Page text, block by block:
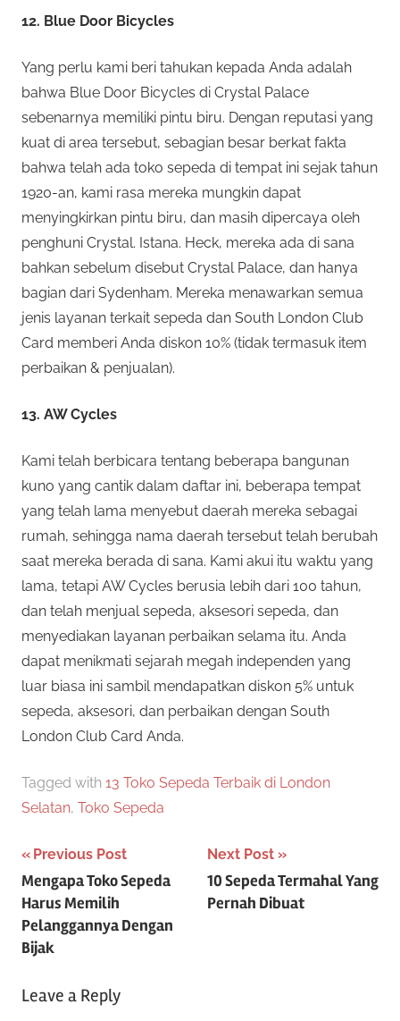
12. Blue Door Bicycles
Yang perlu kami beri tahukan kepada Anda adalah
bahwa Blue Door Bicycles di Crystal Palace
sebenarnya memiliki pintu biru. Dengan reputasi yang
kuat di area tersebut, sebagian besar berkat fakta
bahwa telah ada toko sepeda di tempat ini sejak tahun
1920-an, kami rasa mereka mungkin dapat
menyingkirkan pintu biru, dan masih dipercaya oleh
penghuni Crystal. Istana. Heck, mereka ada di sana
bahkan sebelum disebut Crystal Palace, dan hanya
bagian dari Sydenham. Mereka menawarkan semua
jenis layanan terkait sepeda dan South London Club
Card memberi Anda diskon 10% (tidak termasuk item
perbaikan & penjualan).
13. AW Cycles
Kami telah berbicara tentang beberapa bangunan
kuno yang cantik dalam daftar ini, beberapa tempat
yang telah lama menyebut daerah mereka sebagai
rumah, sehingga nama daerah tersebut telah berubah
saat mereka berada di sana. Kami akui itu waktu yang
lama, tetapi AW Cycles berusia lebih dari 100 tahun,
dan telah menjual sepeda, aksesori sepeda, dan
menyediakan layanan perbaikan selama itu. Anda
dapat menikmati sejarah megah independen yang
luar biasa ini sambil mendapatkan diskon 5% untuk
sepeda, aksesori, dan perbaikan dengan South
London Club Card Anda.
Tagged with 13 Toko Sepeda Terbaik di London
Selatan, Toko Sepeda
Post
navigation
Previous Post
Mengapa Toko Sepeda
Harus Memilih
Pelanggannya Dengan
Bijak
Next Post
10 Sepeda Termahal Yang
Pernah Dibuat
Leave a Reply